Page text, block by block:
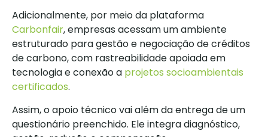
Adicionalmente, por meio da plataforma
Carbonfair, empresas acessam um ambiente
estruturado para gestão e negociação de créditos
de carbono, com rastreabilidade apoiada em
tecnologia e conexão a projetos socioambientais
certificados.
Assim, o apoio técnico vai além da entrega de um
questionário preenchido. Ele integra diagnóstico,